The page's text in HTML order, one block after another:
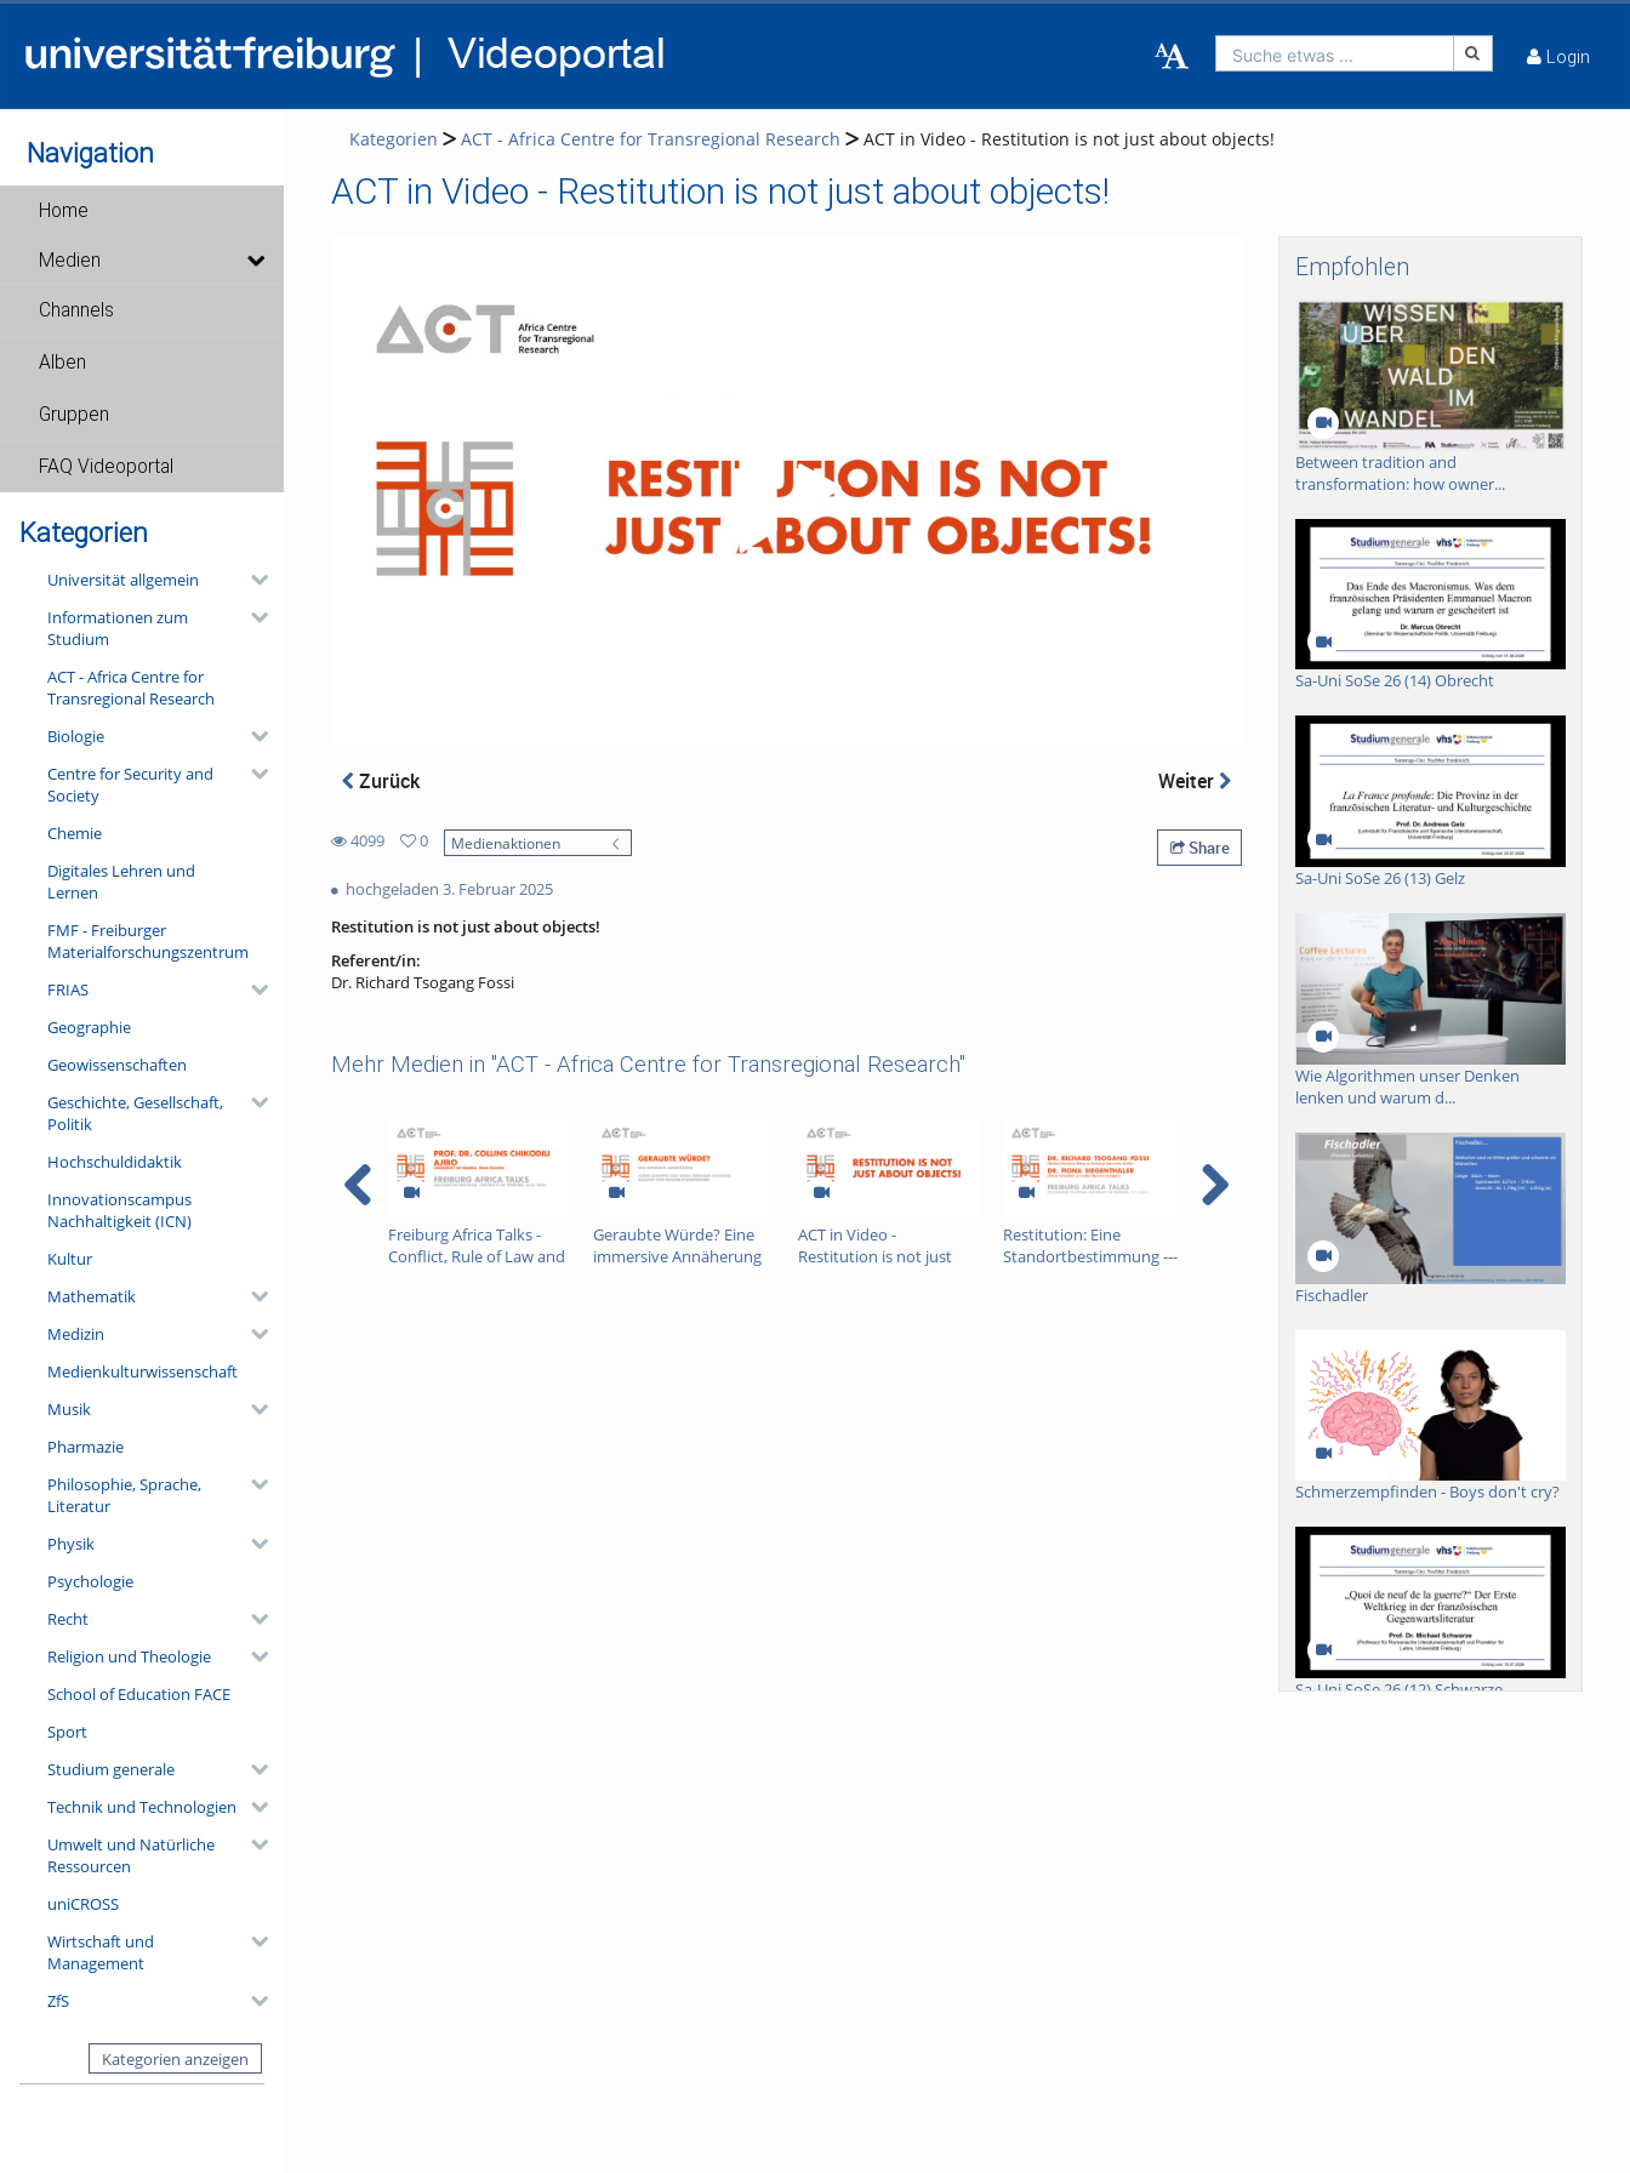
Suche etwas ... Login
Navigation
Home
Medien
Channels
Alben
Gruppen
FAQ Videoportal
Kategorien
Universität allgemein
Informationen zum
Studium
ACT - Africa Centre for
Transregional Research
Biologie
Centre for Security and
Society
Chemie
Digitales Lehren und
Lernen
FMF - Freiburger
Materialforschungszentrum
FRIAS
Geographie
Geowissenschaften
Geschichte, Gesellschaft,
Politik
Hochschuldidaktik
Innovationscampus
Nachhaltigkeit (ICN)
Kultur
Mathematik
Medizin
Medienkulturwissenschaft
Musik
Pharmazie
Philosophie, Sprache,
Literatur
Physik
Psychologie
Recht
Religion und Theologie
School of Education FACE
Sport
Studium generale
Technik und Technologien
Umwelt und Natürliche
Ressourcen
uniCROSS
Wirtschaft und
Management
ZfS
Kategorien anzeigen
Kategorien ACT - Africa Centre for Transregional Research ACT in Video - Restitution is not just about objects!
ACT in Video - Restitution is not just about objects!
Zurück Weiter
4099
views
0
favorites
Medienaktionen
Share
hochgeladen 3. Februar 2025
Restitution is not just about objects!
Referent/in:
Dr. Richard Tsogang Fossi
Mehr Medien in "ACT - Africa Centre for Transregional Research"
Freiburg Africa Talks -
Conflict, Rule of Law and
Geraubte Würde? Eine
immersive Annäherung
ACT in Video -
Restitution is not just
Restitution: Eine
Standortbestimmung ---
Deportationspläne in
Deutschland ---
Germany and Africa -
Quo vadis? --- Freiburger
Afrikagespräche ---
Empfohlen
Between tradition and
transformation: how owner...
Sa-Uni SoSe 26 (14) Obrecht
Sa-Uni SoSe 26 (13) Gelz
Wie Algorithmen unser Denken
lenken und warum d...
Fischadler
Schmerzempfinden - Boys don't cry?
Sa-Uni SoSe 26 (12) Schwarze